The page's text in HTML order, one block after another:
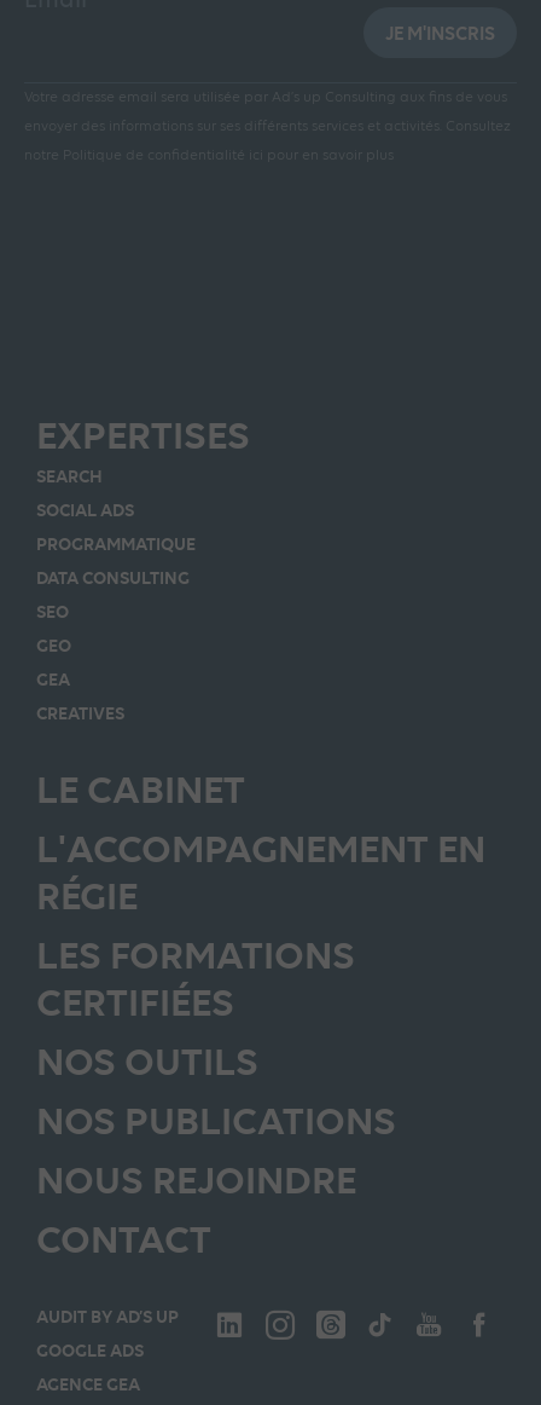
JE M'INSCRIS
Votre adresse email sera utilisée par Ad’s up Consulting aux fins de vous
envoyer des informations sur ses différents services et activités.
Consultez
notre Politique de confidentialité ici pour en savoir plus
EXPERTISES
SEARCH
SOCIAL ADS
PROGRAMMATIQUE
DATA CONSULTING
SEO
GEO
GEA
CREATIVES
LE CABINET
L'ACCOMPAGNEMENT EN
RÉGIE
LES FORMATIONS
CERTIFIÉES
NOS OUTILS
NOS PUBLICATIONS
NOUS REJOINDRE
CONTACT
AUDIT BY AD’S UP
GOOGLE ADS
AGENCE GEA